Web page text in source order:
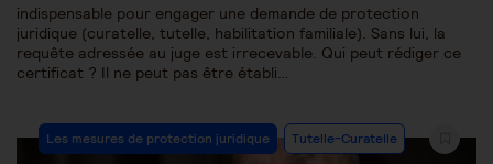
indispensable pour engager une demande de protection
juridique (curatelle, tutelle, habilitation familiale). Sans lui, la
requête adressée au juge est irrecevable. Qui peut rédiger ce
certificat ? Il ne peut pas être établi…
Post
Category:
Les mesures de protection juridique Tutelle-Curatelle